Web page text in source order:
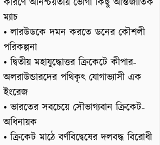
ম্যাচ
• লারউডকে দমন করতে ডনের কৌশলী
পরিকল্পনা
• দ্বিতীয় মহাযুদ্ধোত্তর ক্রিকেটে কীপার-
অলরাউন্ডারদের পথিকৃৎ যোগাভ্যাসী এক
ইংরেজ
• ভারতের সবচেয়ে সৌভাগ্যবান ক্রিকেট-
অধিনায়ক
• ক্রিকেট মাঠে বর্ণবিদ্বেষের দলবদ্ধ বিরোধী